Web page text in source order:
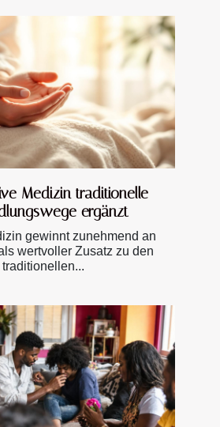
Medizin traditionelle
ergänzt
gewinnt zunehmend an
wertvoller Zusatz zu den
traditionellen...